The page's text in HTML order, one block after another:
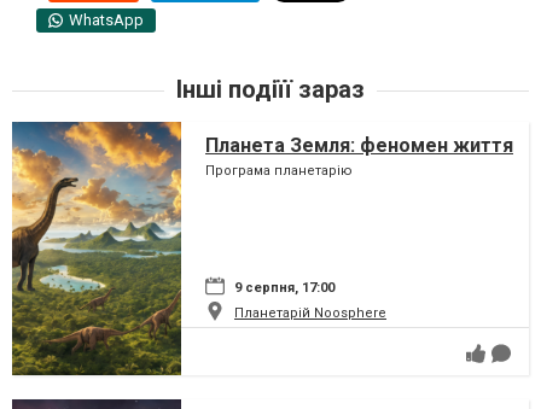
WhatsApp
Інші подіїї зараз
Планета Земля: феномен життя
Програма планетарію
9 серпня, 17:00
Планетарій Noosphere